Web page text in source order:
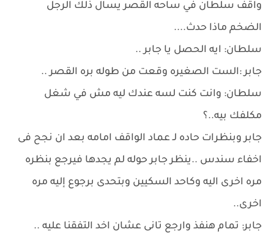
واقف سلطان في ساحه القصر يسال ذلك الرجل
الضخم ماذا حدث....
سلطان: ايه الحصل يا جابر ..
جابر :الست الصغيره وقعت من طوله بره القصر ..
سلطان: وانت كنت لسه عندك ليه مش في شغل
مكلفك بيه..؟
جابر وبنظرات حاده لـ عماد الواقف امامه بعد ان نجح فى
اخفاء سندس ..ينظر جابر حوله لم يجدها فيرجع بنظره
مره اخرى اليه وكاحد السكيين وبتحدى برجوع إليه مره
اخرى..
جابر: تمام هنفذ وارجع تانى عشان اخد التفقنا عليه ..